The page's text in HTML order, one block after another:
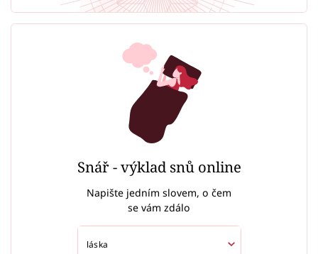
Snář - výklad snů online
Napište jedním slovem, o čem
se vám zdálo